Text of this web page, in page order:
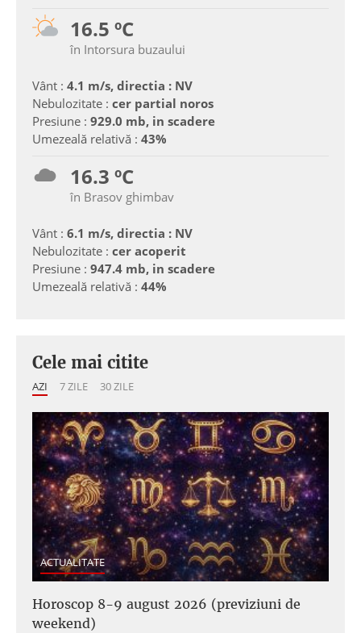
16.5 ºC
în Intorsura buzaului
Vânt : 4.1 m/s, directia : NV
Nebulozitate : cer partial noros
Presiune : 929.0 mb, in scadere
Umezeală relativă : 43%
16.3 ºC
în Brasov ghimbav
Vânt : 6.1 m/s, directia : NV
Nebulozitate : cer acoperit
Presiune : 947.4 mb, in scadere
Umezeală relativă : 44%
Cele mai citite
AZI 7 ZILE 30 ZILE
ACTUALITATE
Horoscop 8-9 august 2026 (previziuni de
weekend)